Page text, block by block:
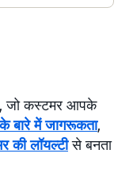
जो कस्टमर आपके
बारे में जागरूकता,
की लॉयल्टीसे बनता